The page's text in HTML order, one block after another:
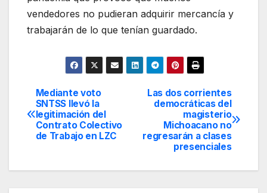
vendedores no pudieran adquirir mercancía y
trabajarán de lo que tenían guardado.
Navegación
de
entradas
Las dos corrientes
democráticas del
magisterio
Michoacano no
regresarán a clases
presenciales
Mediante voto
SNTSS llevó la
legitimación del
Contrato Colectivo
de Trabajo en LZC